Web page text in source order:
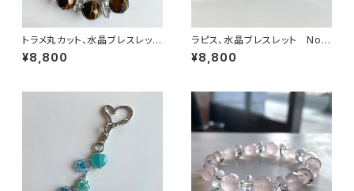
トラメ丸カット、水晶ブレスレッ
ト No.15469
¥8,800
ラピス、水晶ブレスレット No.1
5361
¥8,800